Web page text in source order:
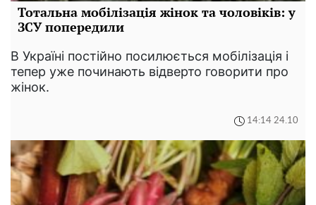
Тотальна мобілізація жінок та чоловіків: у
ЗСУ попередили
В Україні постійно посилюється мобілізація і
тепер уже починають відверто говорити про
жінок.
14:14 24.10